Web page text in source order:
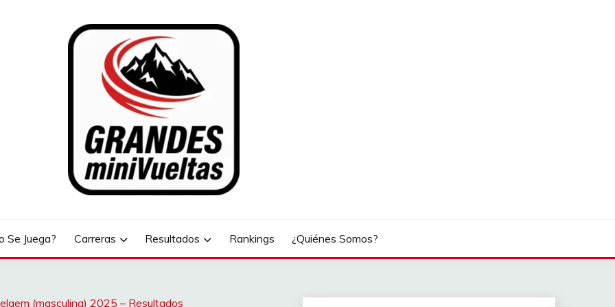
Se Juega? Carreras Resultados Rankings ¿Quiénes Somos?
(masculina) 2025 – Resultados